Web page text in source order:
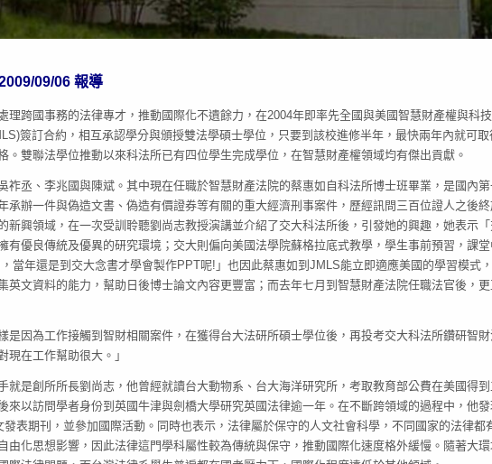
09/06 報導
理跨國事務的法律專才，推動國際化不遺餘力，在2004年即率先全國與美國智慧財產權與科
簽訂合約，相互承認學分與頒授雙法學碩士學位，只要到該校進修半年，最快兩年內就可
。雙聯法學位推動以來科法所已有四位學生完成學位，在智慧財產權領域均有傑出貢獻。
祚丞、李兆國與陳斌。其中現在任職於智慧財產法院的蔡惠如自科法所博士班畢業，是國內
承辦一件與偽造文書、偽造有價證券等有關的重大經濟刑事案件，歷經訊問三百位證人之後
新興領域，在一次受訓聆聽劉尚志教授演講並介紹了交大科法所後，引發她的興趣，她表示
有優良傳統及優異的研究環境；交大則偏向美國法學院蘇格拉底式教學，學生事前預習，課
當年還是到交大念書才學會製作PPT呢!」也因此蔡惠如到JMLS能立即適應美國的學習模式
英文資料的能力，幫助日後博士論文內容更豐富；而去年七月到智慧財產法院任職法官後，
是因為工作接觸到智財相關案件，在獲得台大法研所碩士學位後，再投考交大科法所鑽研智
現在工作幫助很大。」
就是創所所長劉尚志，他曾經就讀台大動物系、台大海洋研究所，考取教育部公費在美國得
來以訪問學者身份到英國牛津與劍橋大學研究英國法律逾一年。在不斷跨領域的過程中，他
表期刊，並參加國際活動。同時也表示，法律屬於保守的人文社會科學，不同國家的法律都
由化思想影響，因此法律這門學科屬性較為傳統與保守，推動國際化速度格外緩慢。隨著大